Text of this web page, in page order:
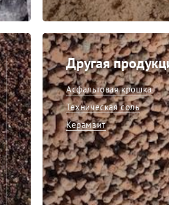
Другая
Асфальтовая крошка
Техническая соль
Керамзит